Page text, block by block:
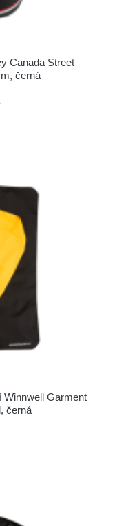
Canada Street
černá
Winnwell Garment
černá